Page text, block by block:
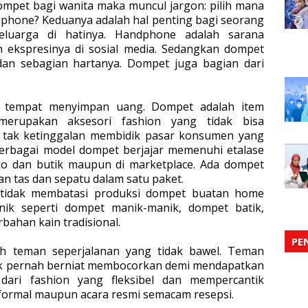
bagi wanita maka muncul jargon: pilih mana
Keduanya adalah hal penting bagi seorang
di hatinya. Handphone adalah sarana
di sosial media. Sedangkan dompet
sebagian hartanya. Dompet juga bagian dari
menyimpan uang. Dompet adalah item
aksesori fashion yang tidak bisa
ketinggalan membidik pasar konsumen yang
model dompet berjajar memenuhi etalase
dan butik maupun di marketplace. Ada dompet
tas dan sepatu dalam satu paket.
membatasi produksi dompet buatan home
seperti dompet manik-manik, dompet batik,
kain tradisional.
teman seperjalanan yang tidak bawel. Teman
pernah berniat membocorkan demi mendapatkan
fashion yang fleksibel dan mempercantik
maupun acara resmi semacam resepsi.